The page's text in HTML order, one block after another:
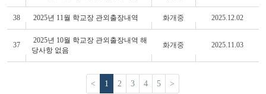
38 2025년 11월 학교장 관외출장내역 화개중 2025.12.02
37
2025년 10월 학교장 관외출장내역 해
당사항 없음
화개중 2025.11.03
< 1 2 3 4 5 >